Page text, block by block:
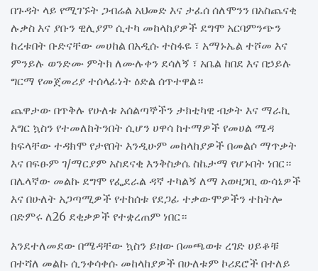
በጉዳት ላይ የሚገኙት ጋብሬል አህመድ እና ታፈሰ ሰለሞንን በአስጨናቂ
ሉቃስ እና ያቡን ዊሊያም ሲተካ መከላከያዎች ደግሞ አርባምንጭን
ከረቱበት ቡድናቸው መሀከል በአዲሱ ተስፋዬ ፣ አማኑኤል ተሾመ እና
ምንይሉ ወንድሙ ምትክ ለሙሉቀን ደሳለኝ ፣ አቤል ከበደ እና በኃይሉ
ግርማ የመጀመሪያ ተሰላፊነት ዕድል ሰጥተዋል።
ጨዋታው በጥቅሉ የሁለቱ አሰልጣኞችን ታክቲካዊ ብቃት እና ማራኪ
እግር ኳስን የተመለከትንበት ሲሆን ሀዋሳ ከተማዎች የመሀል ሜዳ
ክፍላቸው ተዳክሞ የታየበት እንዲሁም መከላከያዎች በመልሶ ማጥቃት
እና በፍፁም ገ/ማርያም አስደናቂ እንቅስቃሴ ስኬታማ የሆኑበት ነበር።
በሌላኛው መልኩ ደግሞ የፌደራል ዳኛ ተካልኝ ለማ አወዛጋቢ ውሳኔዎች
እና በሁለት አጋጣሚዎች የተከሰቱ የደጋፊ ተቃውሞዎችን ተከትሎ
በድምሩ ለ26 ደቂቃዎች የተቋረጠም ነበር።
እንደተለመደው በሜዳቸው ኳስን ይዘው በመጫወቱ ረገድ ሀይቆቹ
በተሻለ መልኩ ሲንቀሳቀሱ መከላከያዎች በሁለቱም ኮሪደሮች በተለይ